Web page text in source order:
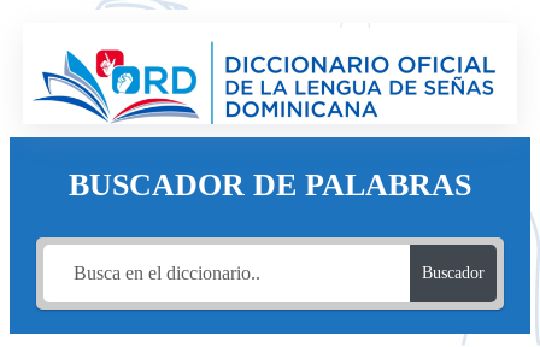
BUSCADOR DE PALABRAS
Buscador